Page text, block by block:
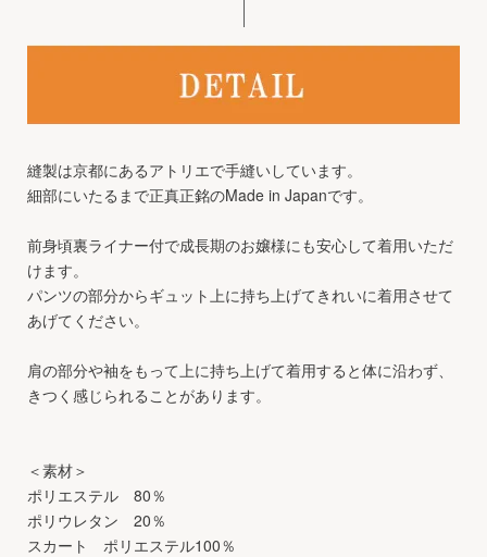
縫製は京都にあるアトリエで手縫いしています。
細部にいたるまで正真正銘のMade in Japanです。
前身頃裏ライナー付で成長期のお嬢様にも安心して着用いただ
けます。
パンツの部分からギュット上に持ち上げてきれいに着用させて
あげてください。
肩の部分や袖をもって上に持ち上げて着用すると体に沿わず、
きつく感じられることがあります。
＜素材＞
ポリエステル 80％
ポリウレタン 20％
スカート ポリエステル100％